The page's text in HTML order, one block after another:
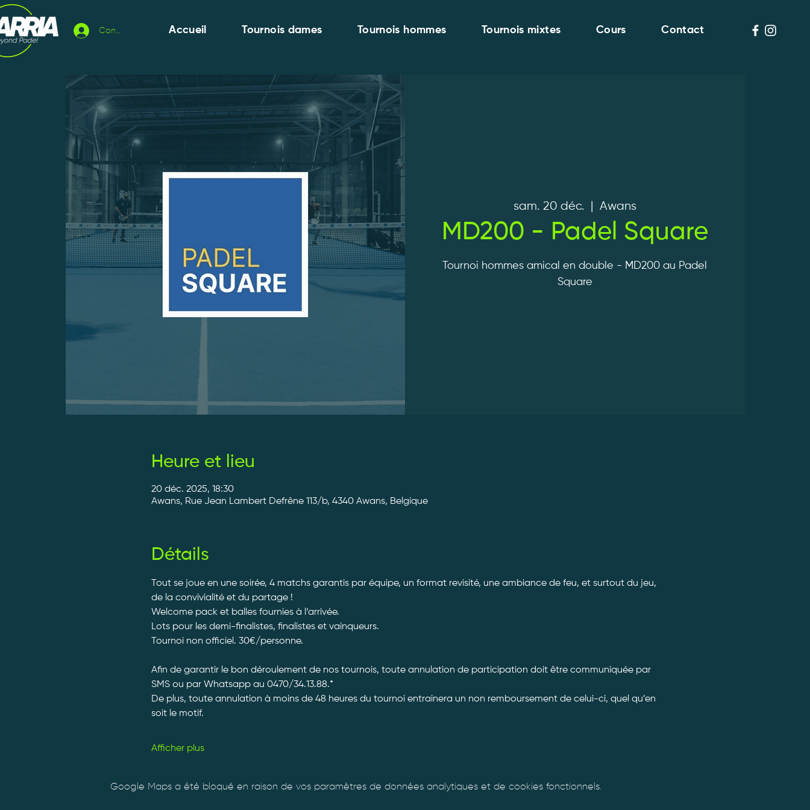
Connexion Accueil Tournois dames Tournois hommes Tournois mixtes Cours Contact
sam. 20 déc. Awans
MD200 - Padel Square
Tournoi hommes amical en double - MD200 au Padel
Square
Heure et lieu
20 déc. 2025, 18:30
Awans, Rue Jean Lambert Defrêne 113/b, 4340 Awans, Belgique
Détails
Tout se joue en une soirée, 4 matchs garantis par équipe, un format revisité, une ambiance de feu, et surtout du jeu,
de la convivialité et du partage !
Welcome pack et balles fournies à l’arrivée.
Lots pour les demi-finalistes, finalistes et vainqueurs.
Tournoi non officiel. 30€/personne.
Afin de garantir le bon déroulement de nos tournois, toute annulation de participation doit être communiquée par
SMS ou par Whatsapp au 0470/34.13.88.*
De plus, toute annulation à moins de 48 heures du tournoi entrainera un non remboursement de celui-ci, quel qu’en
soit le motif.
Afficher plus
Google Maps a été bloqué en raison de vos paramètres de données analytiques et de cookies fonctionnels.